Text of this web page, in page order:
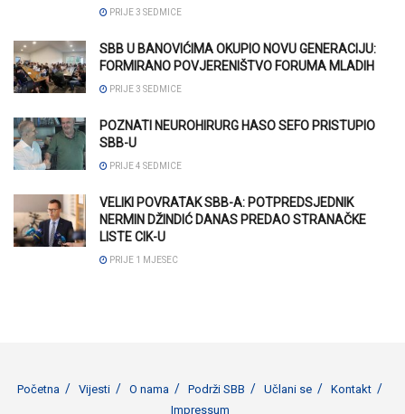
PRIJE 3 SEDMICE
SBB U BANOVIĆIMA OKUPIO NOVU GENERACIJU:
FORMIRANO POVJERENIŠTVO FORUMA MLADIH
PRIJE 3 SEDMICE
POZNATI NEUROHIRURG HASO SEFO PRISTUPIO
SBB-U
PRIJE 4 SEDMICE
VELIKI POVRATAK SBB-A: POTPREDSJEDNIK
NERMIN DŽINDIĆ DANAS PREDAO STRANAČKE
LISTE CIK-U
PRIJE 1 MJESEC
Početna Vijesti O nama Podrži SBB Učlani se
Kontakt
Impressum